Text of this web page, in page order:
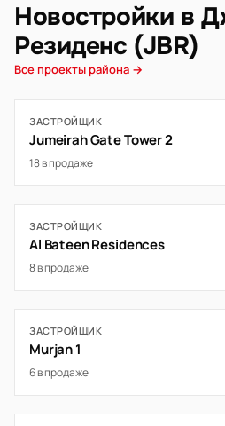
Новостройки в
Резиденс (JBR)
Все проекты района →
ЗАСТРОЙЩИК
Jumeirah Gate Tower 2
18 в продаже
ЗАСТРОЙЩИК
Al Bateen Residences
8 в продаже
ЗАСТРОЙЩИК
Murjan 1
6 в продаже